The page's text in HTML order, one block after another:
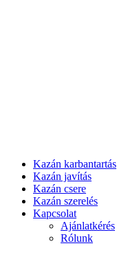
Kazán karbantartás
Kazán javítás
Kazán csere
Kazán szerelés
Kapcsolat
Ajánlatkérés
Rólunk